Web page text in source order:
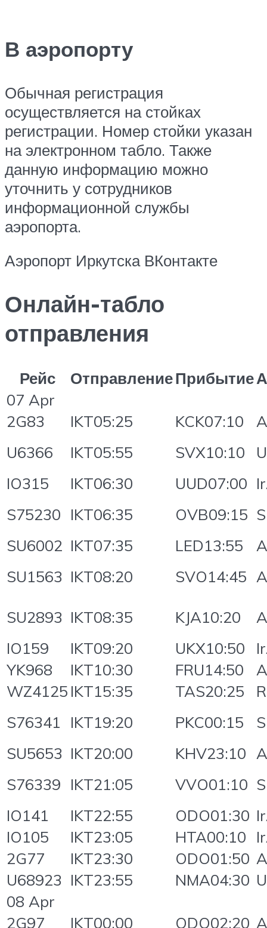
В аэропорту
Обычная регистрация
осуществляется на стойках
регистрации. Номер стойки указан
на электронном табло. Также
данную информацию можно
уточнить у сотрудников
информационной службы
аэропорта.
Аэропорт Иркутска ВКонтакте
Онлайн-табло
отправления
Рейс ОтправлениеПрибытие
07 Apr
2G83
IKT05:25 KCK07:10
U6366
IKT05:55 SVX10:10
IO315
IKT06:30 UUD07:00
S75230 IKT06:35 OVB09:15
SU6002 IKT07:35 LED13:55
SU1563 IKT08:20 SVO14:45
SU2893 IKT08:35 KJA10:20
IO159
IKT09:20 UKX10:50
YK968
IKT10:30 FRU14:50
WZ4125 IKT15:35 TAS20:25
S76341
IKT19:20 PKC00:15
SU5653 IKT20:00 KHV23:10
S76339 IKT21:05 VVO01:10
IO141
IKT22:55 ODO01:30
IO105
IKT23:05 HTA00:10
2G77
IKT23:30 ODO01:50
U68923 IKT23:55 NMA04:30
08 Apr
2G97
IKT00:00 ODO02:20